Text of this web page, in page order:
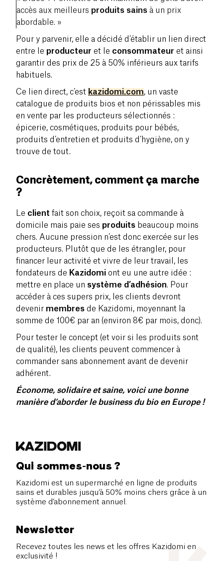
accès aux meilleurs produits sains à un prix
abordable. »
Pour y parvenir, elle a décidé d’établir un lien direct
entre le producteur et le consommateur et ainsi
garantir des prix de 25 à 50% inférieurs aux tarifs
habituels.
Ce lien direct, c’est kazidomi.com, un vaste
catalogue de produits bios et non périssables mis
en vente par les producteurs sélectionnés :
épicerie, cosmétiques, produits pour bébés,
produits d’entretien et produits d’hygiène, on y
trouve de tout.
Concrètement, comment ça marche
?
Le client fait son choix, reçoit sa commande à
domicile mais paie ses produits beaucoup moins
chers. Aucune pression n’est donc exercée sur les
producteurs. Plutôt que de les étrangler, pour
financer leur activité et vivre de leur travail, les
fondateurs de Kazidomi ont eu une autre idée :
mettre en place un système d’adhésion. Pour
accéder à ces supers prix, les clients devront
devenir membres de Kazidomi, moyennant la
somme de 100€ par an (environ 8€ par mois, donc).
Pour tester le concept (et voir si les produits sont
de qualité), les clients peuvent commencer à
commander sans abonnement avant de devenir
adhérent.
Économe, solidaire et saine, voici une bonne
manière d’aborder le business du bio en Europe !
Qui sommes-nous ?
Kazidomi est un supermarché en ligne de produits
sains et durables jusqu’à 50% moins chers grâce à un
système d’abonnement annuel.
Newsletter
Recevez toutes les news et les offres Kazidomi en
exclusivité !